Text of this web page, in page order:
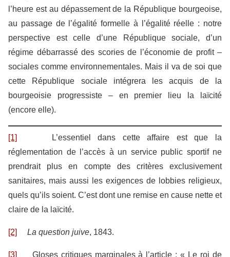
l’heure est au dépassement de la République bourgeoise,
au passage de l’égalité formelle à l’égalité réelle : notre
perspective est celle d’une République sociale, d’un
régime débarrassé des scories de l’économie de profit –
sociales comme environnementales. Mais il va de soi que
cette République sociale intégrera les acquis de la
bourgeoisie progressiste – en premier lieu la laïcité
(encore elle).
[1]
L’essentiel dans cette affaire est que la
réglementation de l’accès à un service public sportif ne
prendrait plus en compte des critères exclusivement
sanitaires, mais aussi les exigences de lobbies religieux,
quels qu’ils soient. C’est dont une remise en cause nette et
claire de la laïcité.
[2] La question juive, 1843.
[3] Gloses critiques marginales à l’article : « Le roi de